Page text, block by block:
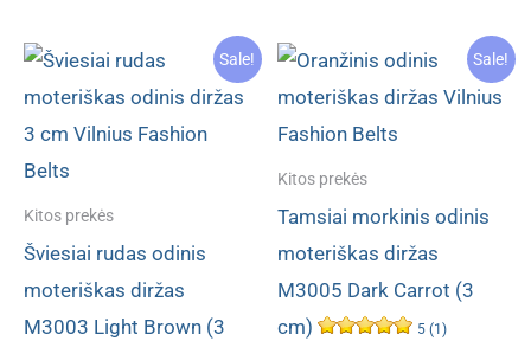
Sale!
Kitos prekės
Šviesiai rudas odinis
moteriškas diržas
M3003 Light Brown (3
Sale!
Kitos prekės
Tamsiai morkinis odinis
moteriškas diržas
M3005 Dark Carrot (3
cm)
5 (1)